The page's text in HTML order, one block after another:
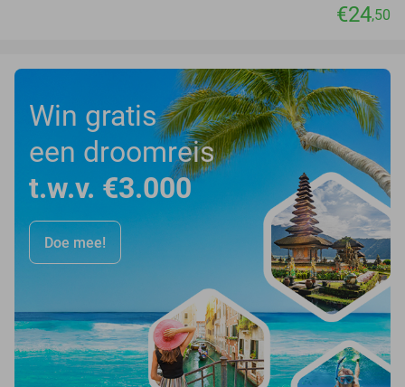
€24,50
Win gratis
een droomreis
t.w.v. €3.000
Doe mee!